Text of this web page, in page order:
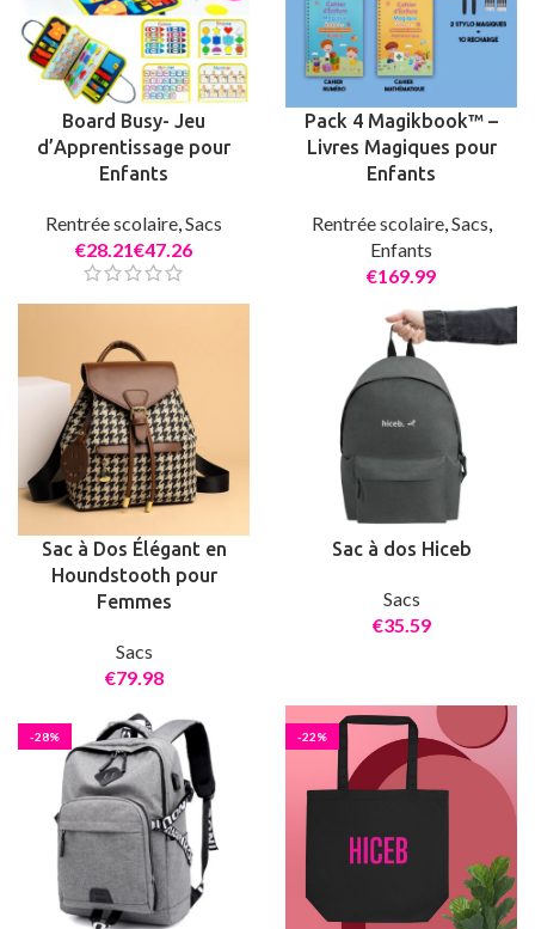
Board Busy- Jeu
d’Apprentissage pour
Enfants
Rentrée scolaire,Sacs
€
€
Pack 4 Magikbook™ –
Livres Magiques pour
Enfants
Rentrée scolaire,Sacs,
Enfants
€
Sac à Dos Élégant en
Houndstooth pour
Femmes
Sacs
€
Sac à dos Hiceb
Sacs
€
-28% -22%